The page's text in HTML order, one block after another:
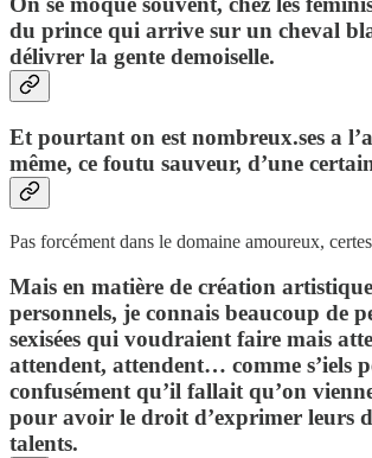
du prince qui arrive sur un cheval
délivrer la gente demoiselle.
Et pourtant on est nombreux.ses a
même, ce foutu sauveur, d’une
Pas forcément dans le domaine amoureux,
Mais en matière de création
personnels, je connais beaucoup de
sexisées qui voudraient faire mais
attendent, attendent… comme s’iels
confusément qu’il fallait qu’on
pour avoir le droit d’exprimer leurs
talents.